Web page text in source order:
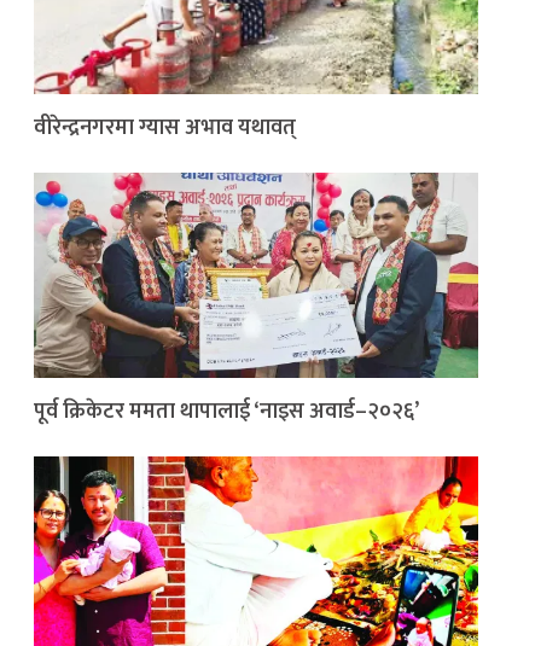
वीरेन्द्रनगरमा ग्यास अभाव यथावत्
पूर्व क्रिकेटर ममता थापालाई ‘नाइस अवार्ड–२०२६’